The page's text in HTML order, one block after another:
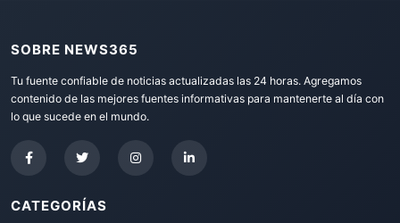
SOBRE NEWS365
Tu fuente confiable de noticias actualizadas las 24 horas. Agregamos
contenido de las mejores fuentes informativas para mantenerte al día con
lo que sucede en el mundo.
CATEGORÍAS